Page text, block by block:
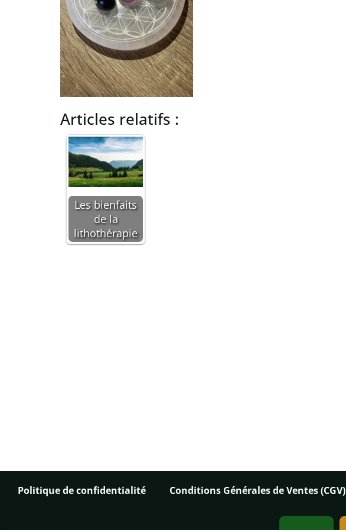
Articles relatifs :
Les bienfaits
de la
lithothérapie
Politique de confidentialité Conditions Générales de Ventes (CGV)